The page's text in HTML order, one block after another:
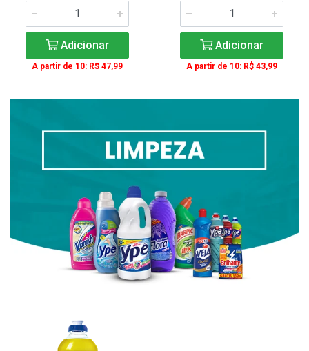
Adicionar
A partir de 10: R$ 47,99
Adicionar
A partir de 10: R$ 43,99